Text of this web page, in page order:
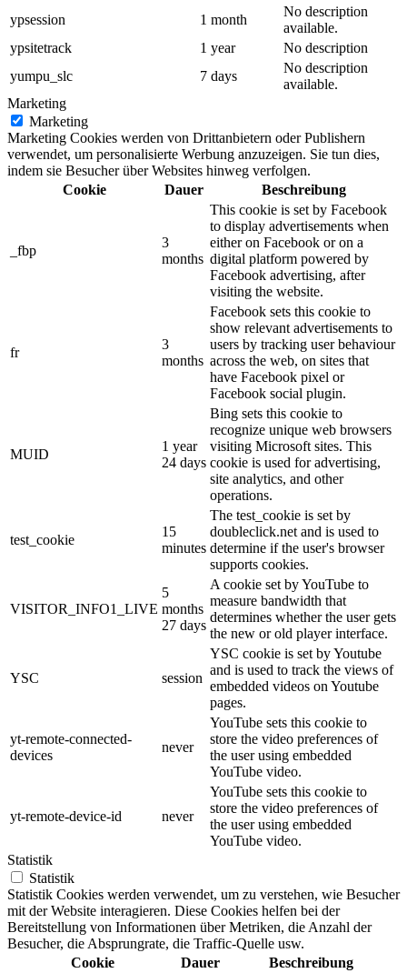
ypsession
1 month
No description
available.
ypsitetrack
1 year
No description
yumpu_slc
7 days
No description
available.
Marketing
Marketing
Marketing Cookies werden von Drittanbietern oder Publishern
verwendet, um personalisierte Werbung anzuzeigen. Sie tun dies,
indem sie Besucher über Websites hinweg verfolgen.
Cookie
Dauer Beschreibung
_fbp
3
months
This cookie is set by Facebook
to display advertisements when
either on Facebook or on a
digital platform powered by
Facebook advertising, after
visiting the website.
fr
3
months
Facebook sets this cookie to
show relevant advertisements to
users by tracking user behaviour
across the web, on sites that
have Facebook pixel or
Facebook social plugin.
MUID
1 year
24 days
Bing sets this cookie to
recognize unique web browsers
visiting Microsoft sites. This
cookie is used for advertising,
site analytics, and other
operations.
test_cookie
15
minutes
The test_cookie is set by
doubleclick.net and is used to
determine if the user's browser
supports cookies.
VISITOR_INFO1_LIVE
5
months
27 days
A cookie set by YouTube to
measure bandwidth that
determines whether the user gets
the new or old player interface.
YSC session
YSC cookie is set by Youtube
and is used to track the views of
embedded videos on Youtube
pages.
yt-remote-connected-
devices
never
YouTube sets this cookie to
store the video preferences of
the user using embedded
YouTube video.
yt-remote-device-id never
YouTube sets this cookie to
store the video preferences of
the user using embedded
YouTube video.
Statistik
Statistik
Statistik Cookies werden verwendet, um zu verstehen, wie Besucher
mit der Website interagieren. Diese Cookies helfen bei der
Bereitstellung von Informationen über Metriken, die Anzahl der
Besucher, die Absprungrate, die Traffic-Quelle usw.
Cookie
Dauer Beschreibung